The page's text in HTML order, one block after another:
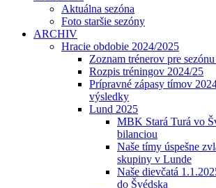
Aktuálna sezóna
Foto staršie sezóny
ARCHIV
Hracie obdobie 2024/2025
Zoznam trénerov pre
Rozpis tréningov 2024/25
Prípravné zápasy tímov
výsledky
Lund 2025
MBK Stará Turá vo
bilanciou
Naše tímy úspešne
skupiny v Lunde
Naše dievčatá
do Švédska